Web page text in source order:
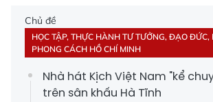
Chủ đề
HỌC TẬP, THỰC HÀNH TƯ TƯỞNG, ĐẠO ĐỨC,
PHONG CÁCH HỒ CHÍ MINH
Nhà hát Kịch Việt Nam "kể
trên sân khấu Hà Tĩnh